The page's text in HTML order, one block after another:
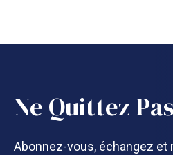
Ne Quittez
Abonnez-vous, échangez